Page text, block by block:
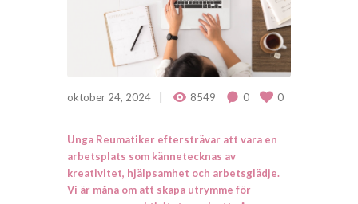
oktober 24, 2024 8549 0 0
Unga Reumatiker eftersträvar att vara en
arbetsplats som kännetecknas av
kreativitet, hjälpsamhet och arbetsglädje.
Vi är måna om att skapa utrymme för